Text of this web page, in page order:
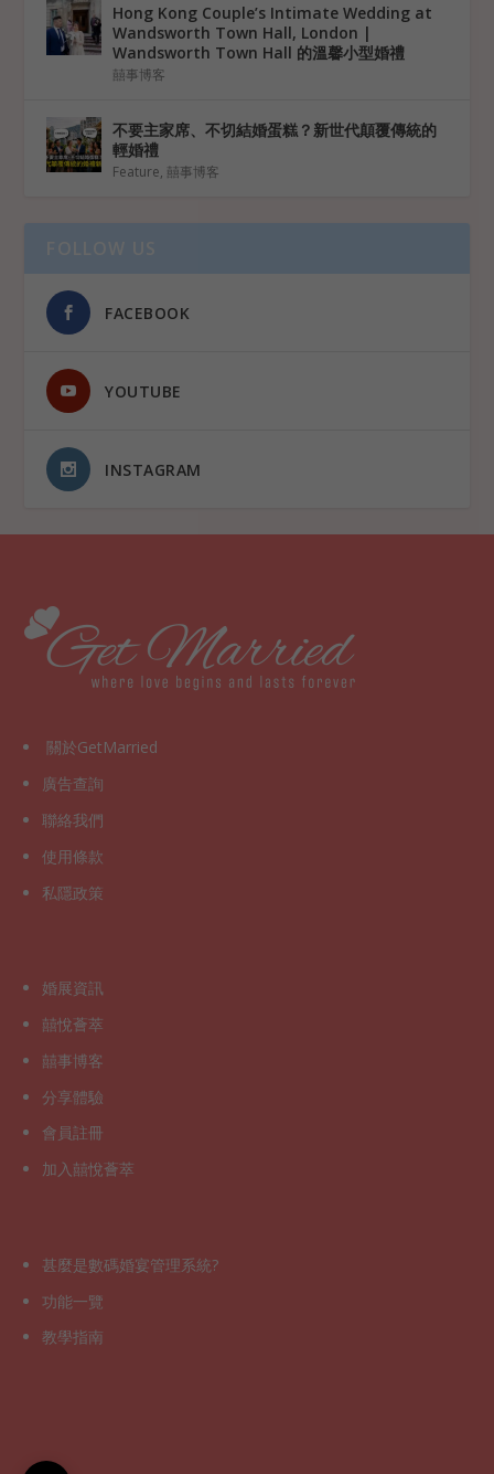
Hong Kong Couple’s Intimate Wedding at
Wandsworth Town Hall, London |
Wandsworth Town Hall 的溫馨小型婚禮
囍事博客
不要主家席、不切結婚蛋糕？新世代顛覆傳統的
輕婚禮
Feature, 囍事博客
FACEBOOK
YOUTUBE
INSTAGRAM
關於GetMarried
廣告查詢
聯絡我們
使用條款
私隱政策
婚展資訊
囍悅薈萃
囍事博客
分享體驗
會員註冊
加入囍悅薈萃
甚麼是數碼婚宴管理系統?
功能一覽
教學指南